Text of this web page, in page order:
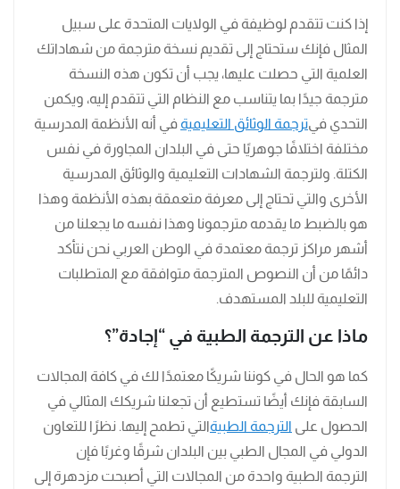
إذا كنت تتقدم لوظيفة في الولايات المتحدة على سبيل
المثال فإنك ستحتاج إلى تقديم نسخة مترجمة من شهاداتك
العلمية التي حصلت عليها، يجب أن تكون هذه النسخة
مترجمة جيدًا بما يتناسب مع النظام التي تتقدم إليه، ويكمن
التحدي فيترجمة الوثائق التعليمية في أنه الأنظمة المدرسية
مختلفة اختلافًا جوهريًا حتى في البلدان المجاورة في نفس
الكتلة. ولترجمة الشهادات التعليمية والوثائق المدرسية
الأخرى والتي تحتاج إلى معرفة متعمقة بهذه الأنظمة وهذا
هو بالضبط ما يقدمه مترجمونا وهذا نفسه ما يجعلنا من
أشهر مراكز ترجمة معتمدة في الوطن العربي نحن نتأكد
دائمًا من أن النصوص المترجمة متوافقة مع المتطلبات
التعليمية للبلد المستهدف.
ماذا عن الترجمة الطبية في “إجادة”؟
كما هو الحال في كوننا شريكًا معتمدًا لك في كافة المجالات
السابقة فإنك أيضًا تستطيع أن تجعلنا شريكك المثالي في
الحصول على الترجمة الطبيةالتي تطمح إليها. نظرًا للتعاون
الدولي في المجال الطبي بين البلدان شرقًا وغربًا فإن
الترجمة الطبية واحدة من المجالات التي أصبحت مزدهرة إلى